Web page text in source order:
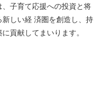
子育て応援への投資と将
しい経 済圏を創造し、持
貢献してまいります。